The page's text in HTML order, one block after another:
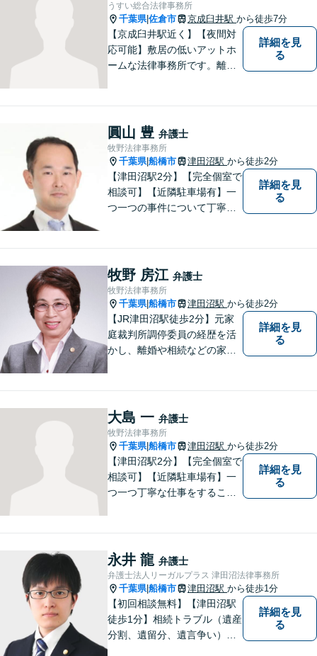
うすい総合法律事務所
千葉県|佐倉市 京成臼井駅 から徒歩7分
【京成臼井駅近く】【夜間対
応可能】敷居の低いアットホ
ームな法律事務所です。離婚
【地域に根差し他弁護士】的
確なアドバイスやサポートで
ご相談者様のお役に立てるよ
う尽力します。
詳細を見
る
圓山 豊 弁護士
牧野法律事務所
千葉県|船橋市 津田沼駅 から徒歩2分
【津田沼駅2分】【完全個室で
相談可】【近隣駐車場有】一
つ一つの事件について丁寧に
市の牧野法律事務所へお気軽
にご相談下さい。
詳細を見
る
牧野 房江 弁護士
牧野法律事務所
千葉県|船橋市 津田沼駅 から徒歩2分
【JR津田沼駅徒歩2分】元家
庭裁判所調停委員の経歴を活
かし、離婚や相続などの家事
詳細を見
る
大島 一 弁護士
牧野法律事務所
千葉県|船橋市 津田沼駅 から徒歩2分
【津田沼駅2分】【完全個室で
相談可】【近隣駐車場有】一
つ一つ丁寧な仕事をすること
葉県船橋市の牧野法律事務所
へお気軽にご相談下さい。
詳細を見
る
永井 龍 弁護士
弁護士法人リーガルプラス 津田沼法律事務所
千葉県|船橋市 津田沼駅 から徒歩1分
【初回相談無料】【津田沼駅
徒歩1分】相続トラブル（遺産
分割、遺留分、遺言争い）、
詳細を見
る